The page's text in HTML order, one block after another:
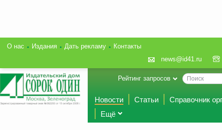
О нас Издания Дать рекламу
Контакты
news@id41.ru
Рейтинг запросов
Новости Статьи
Справочник
Ещё